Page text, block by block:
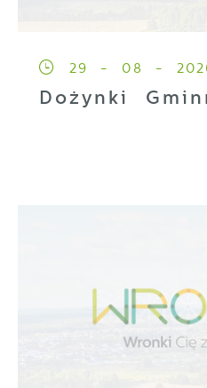
29 - 08 -
Dożynki